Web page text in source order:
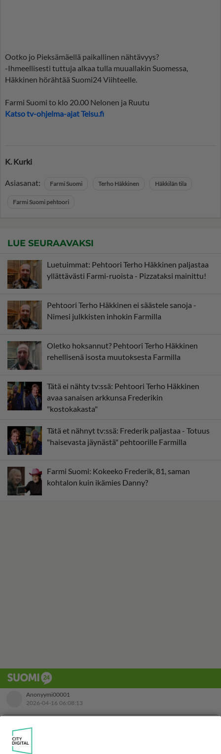
Ootko jo Pieksämäellä paikallinen nähtävyys?
-Ihmeellisesti tuttuja alkaa tulla muuallakin Suomessa,
Häkkinen hörähtää Suomi24 Viihteelle.
Farmi Suomi to klo 20.00 Nelonen ja Ruutu
Katso tv-ohjelma-ajat Telsu.fi
K. Kurki
Asiasanat: Farmi Suomi Terho Häkkinen Häkkilän tila
Farmi Suomi pehtoori
LUE SEURAAVAKSI
Luetuimmat: Pehtoori Terho Häkkinen paljastaa
yllättävästi Farmi-ruoista - Pizzataksi mainittu!
Pehtoori Terho Häkkinen ei säästele sanoja -
Nimesi julkkisten inhokin Farmilla
Oletko hoksannut? Pehtoori Terho Häkkinen
rehellisenä isosta muutoksesta Farmilla
Tätä ei nähty tv:ssä: Pehtoori Terho Häkkinen
avaa sanaisen arkkunsa Frederikin
"kostokakasta"
Tätä et nähnyt tv:ssä: Frederik paljastaa - Totuus
"haisevasta jäynästä" pehtoorille Farmilla
Farmi Suomi: Kokeeko Frederik, 81, saman
kohtalon kuin ikämies Danny?